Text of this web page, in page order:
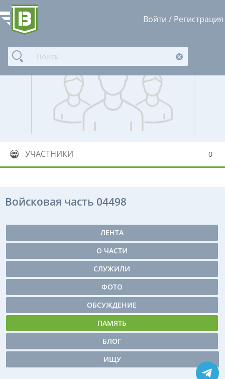
Войти / Регистрация
УЧАСТНИКИ 0
Войсковая часть 04498
ЛЕНТА
О ЧАСТИ
СЛУЖИЛИ
ФОТО
ОБСУЖДЕНИЕ
ПАМЯТЬ
БЛОГ
ИЩУ